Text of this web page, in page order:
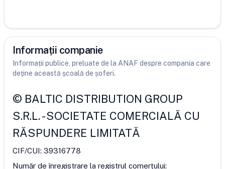
Informații companie
Informații publice, preluate de la ANAF despre compania care
deține această școală de șoferi.
© BALTIC DISTRIBUTION GROUP
S.R.L.-SOCIETATE COMERCIALĂ CU
RĂSPUNDERE LIMITATĂ
CIF/CUI: 39316778
Număr de înregistrare la registrul comerțului: